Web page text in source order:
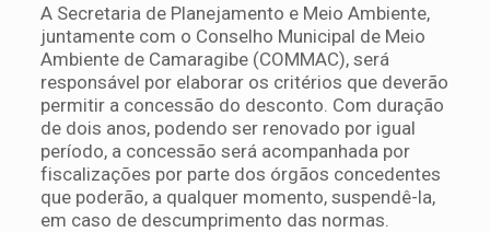
A Secretaria de Planejamento e Meio Ambiente,
juntamente com o Conselho Municipal de Meio
Ambiente de Camaragibe (COMMAC), será
responsável por elaborar os critérios que deverão
permitir a concessão do desconto. Com duração
de dois anos, podendo ser renovado por igual
período, a concessão será acompanhada por
fiscalizações por parte dos órgãos concedentes
que poderão, a qualquer momento, suspendê-la,
em caso de descumprimento das normas.